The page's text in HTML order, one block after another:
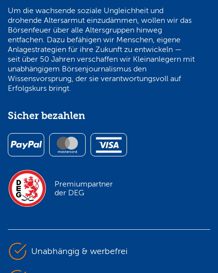
Um die wachsende soziale Ungleichheit und
drohende Altersarmut einzudämmen, wollen wir das
Börsenfeuer über alle Altersgruppen hinweg
entfachen. Dazu befähigen wir Menschen, eigene
Anlagestrategien für ihre Zukunft zu entwickeln —
seit über 50 Jahren verschaffen wir Kleinanlegern mit
unabhängigem Börsenjournalismus den
Wissensvorsprung, der sie verantwortungsvoll auf
Erfolgskurs bringt.
Sicher bezahlen
Premiumpartner
der DEG
Unabhängig & werbefrei